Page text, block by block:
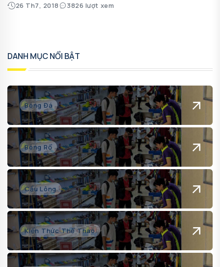
26 Th7, 2018 3826 lượt xem
DANH MỤC NỔI BẬT
Bóng Đá
Bóng Rổ
Cầu Lông
Kiến Thức Thể Thao